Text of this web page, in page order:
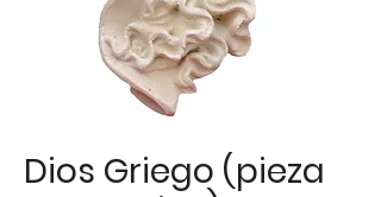
Dios Griego (pieza